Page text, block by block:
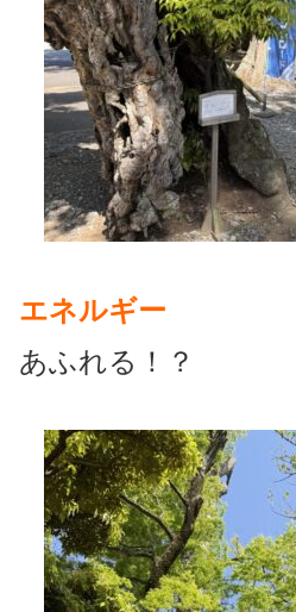
エネルギー
あふれる！？